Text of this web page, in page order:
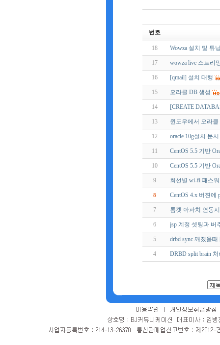
번호
18 Wowza 설치 및 튜
17 wowza live 스트리
16 [qmail] 설치 대행
15 오라클 DB 생성
14 [CREATE
13 윈도우에서 오라클
12 oracle 10g설치 문서
11 CentOS 5.5 기반
10 CentOS 5.5 기반
9 회선별 wi-fi 패스
8 CentOS 4.x 버젼에
7 톰캣 아파치 연동
6 jsp 계정 셋팅과 버
5 drbd sync 깨졌을때
4 DRBD split brain